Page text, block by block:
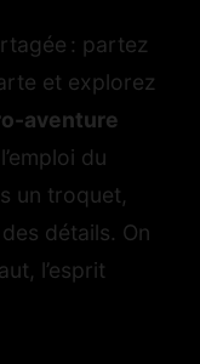
: partez
et explorez
aventure
du
un troquet,
détails. On
l’esprit